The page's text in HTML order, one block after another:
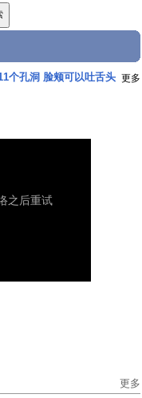
个孔洞 脸颊可以吐舌头 更多
更多